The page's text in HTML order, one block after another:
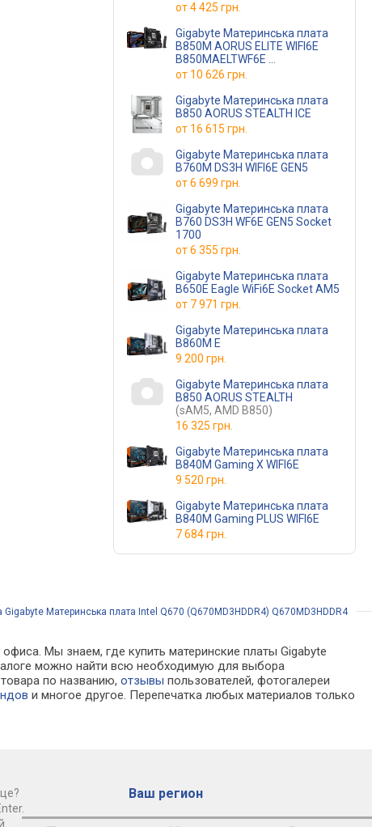
от4 425 грн.
Gigabyte Материнська плата
B850M AORUS ELITE WIFI6E
B850MAELTWF6E
(B850MAELTWF6E)
от 10 626 грн.
Gigabyte Материнська плата
B850 AORUS STEALTH ICE
от 16 615 грн.
Gigabyte Материнська плата
B760M DS3H WIFI6E GEN5
от6 699 грн.
Gigabyte Материнська плата
B760 DS3H WF6E GEN5 Socket
1700
от6 355 грн.
Gigabyte Материнська плата
B650E Eagle WiFi6E Socket AM5
от 7 971 грн.
Gigabyte Материнська плата
B860M E
9 200 грн.
Gigabyte Материнська плата
B850 AORUS STEALTH
(sAM5, AMD B850)
16 325 грн.
Gigabyte Материнська плата
B840M Gaming X WIFI6E
9 520 грн.
Gigabyte Материнська плата
B840M Gaming PLUS WIFI6E
7 684 грн.
Gigabyte Материнська плата Intel Q670 (Q670MD3HDDR4) Q670MD3HDDR4
Мы знаем, где купить материнские платы Gigabyte
можно найти всю необходимую для выбора
по названию,отзывы пользователей, фотогалереи
и многое другое. Перепечатка любых материалов только
Ваш регион